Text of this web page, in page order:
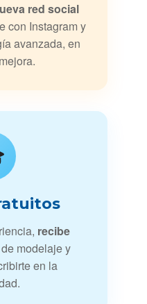
red social
con Instagram y
avanzada, en
recibe
de modelaje y
en la